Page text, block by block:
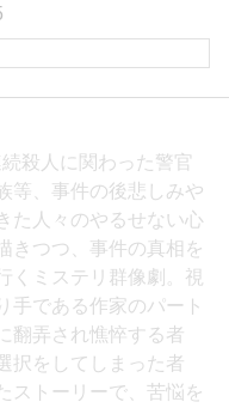
殺人に関わった警官
等、事件の後悲しみや
た人々のやるせない心
きつつ、事件の真相を
くミステリ群像劇。視
手である作家のパート
翻弄され憔悴する者
択をしてしまった者
ストーリーで、苦悩を